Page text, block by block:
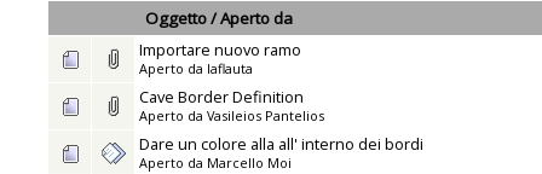
Oggetto/Aperto da
Importare nuovo ramo
Aperto da laflauta
Cave Border Definition
Aperto da Vasileios Pantelios
Dare un colore alla all' interno dei bordi
Aperto da Marcello Moi